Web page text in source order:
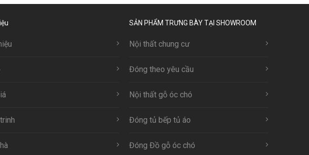
SẢN PHẨM TRƯNG BÀY TẠI SHOWROOM
Nội thất chung cư
Đóng theo yêu cầu
Nội thất gỗ óc chó
Đóng tủ bếp tủ áo
Đóng Đồ gỗ óc chó